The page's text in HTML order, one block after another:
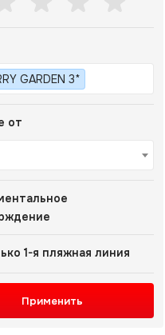
GARDEN 3*
от
1-я пляжная линия
Применить